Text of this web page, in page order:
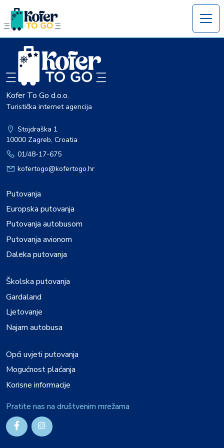
Kofer To Go d.o.o.
Turistička internet agencija
Stojdraška 1
10000 Zagreb, Croatia
01/48-17-675
kofertogo@kofertogo.hr
Putovanja
Europska putovanja
Putovanja autobusom
Putovanja avionom
Daleka putovanja
Školska putovanja
Gardaland
Ljetovanje
Najam autobusa
Opći uvjeti putovanja
Mogućnost plaćanja
Korisne informacije
Pratite nas na društvenim mrežama